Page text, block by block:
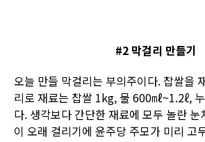
#2 막걸리 만들기
오늘 만들 막걸리는 부의주이다. 찹쌀을
리로 재료는 찹쌀 1kg, 물 600㎖~1.2ℓ,
다. 생각보다 간단한 재료에 모두 놀란
이 오래 걸리기에 윤주당 주모가 미리 고